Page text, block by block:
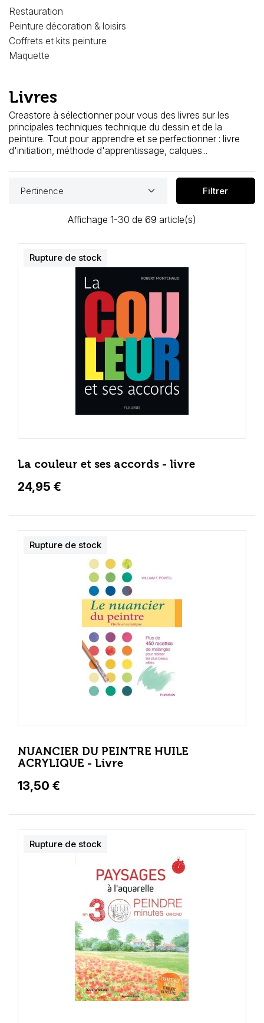
Loisirs Créatifs
Coffrets & cadeaux
Encadrement
mail Contact / Aide
Restauration
Peinture décoration & loisirs
Coffrets et kits peinture
Maquette
Livres
Creastore à sélectionner pour vous des livres sur les
principales techniques technique du dessin et de la
peinture. Tout pour apprendre et se perfectionner : livre
d'initiation, méthode d'apprentissage, calques...
Pertinence keyboard_arrow_down Filtrer
Affichage 1-30 de 69 article(s)
La couleur et ses accords - livre
24,95 €
Rupture de stock
NUANCIER DU PEINTRE HUILE
ACRYLIQUE - Livre
13,50 €
Rupture de stock
Rupture de stock